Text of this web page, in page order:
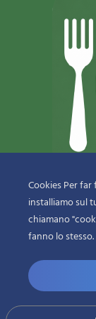
© 2018-2020
Cookies Per
installiamo sul
chiamano
fanno lo stesso.